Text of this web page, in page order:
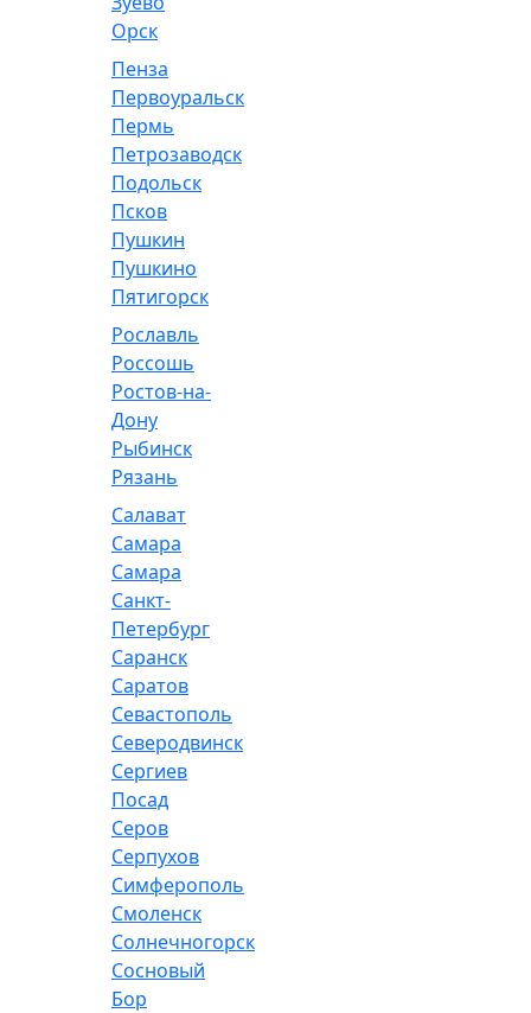
Орск
Пенза
Первоуральск
Пермь
Петрозаводск
Подольск
Псков
Пушкин
Пушкино
Пятигорск
Рославль
Россошь
Ростов-на-
Дону
Рыбинск
Рязань
Салават
Самара
Самара
Санкт-
Петербург
Саранск
Саратов
Севастополь
Северодвинск
Сергиев
Посад
Серов
Серпухов
Симферополь
Смоленск
Солнечногорск
Сосновый
Бор